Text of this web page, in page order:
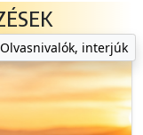
Olvasnivalók, interjúk